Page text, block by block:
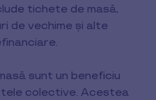
tichete de masă,
de vechime și alte
sunt un beneficiu
colective. Acestea